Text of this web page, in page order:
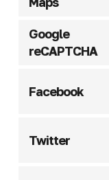
Google
reCAPTCHA
Facebook
Twitter